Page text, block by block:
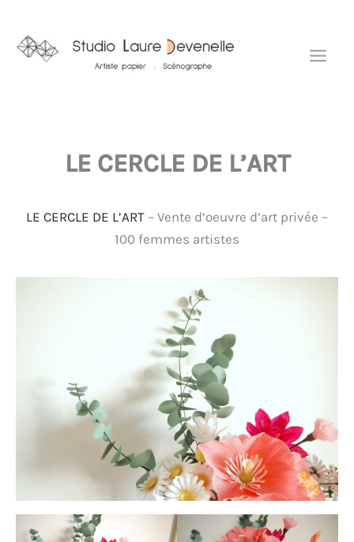
contenu
LE CERCLE DE L’ART
LE CERCLE DE L’ART – Vente d’oeuvre d’art privée –
100 femmes artistes